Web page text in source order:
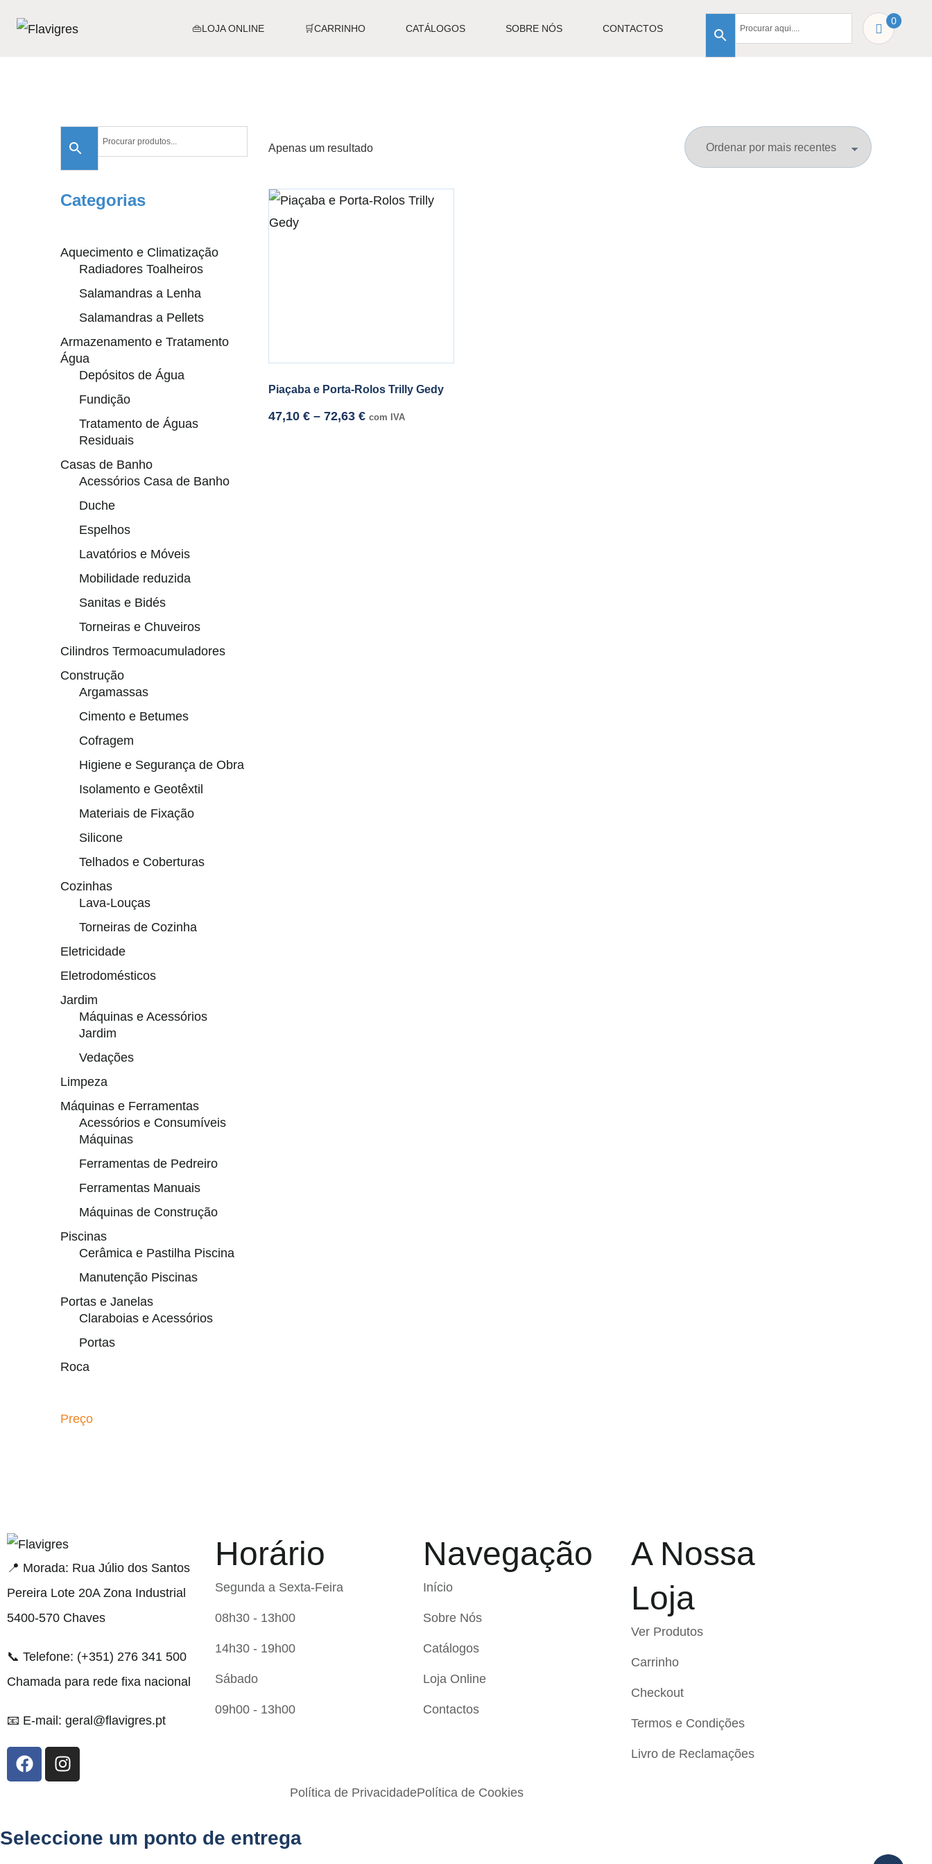
👜LOJA ONLINE 🛒CARRINHO CATÁLOGOS SOBRE NÓS CONTACTOS
0
Apenas um resultado
Piaçaba e Porta-Rolos Trilly Gedy
47,10 € – 72,63 € com IVA
Categorias
Aquecimento e Climatização
Radiadores Toalheiros
Salamandras a Lenha
Salamandras a Pellets
Armazenamento e Tratamento
Água
Depósitos de Água
Fundição
Tratamento de Águas
Residuais
Casas de Banho
Acessórios Casa de Banho
Duche
Espelhos
Lavatórios e Móveis
Mobilidade reduzida
Sanitas e Bidés
Torneiras e Chuveiros
Cilindros Termoacumuladores
Construção
Argamassas
Cimento e Betumes
Cofragem
Higiene e Segurança de Obra
Isolamento e Geotêxtil
Materiais de Fixação
Silicone
Telhados e Coberturas
Cozinhas
Lava-Louças
Torneiras de Cozinha
Eletricidade
Eletrodomésticos
Jardim
Máquinas e Acessórios
Jardim
Vedações
Limpeza
Máquinas e Ferramentas
Acessórios e Consumíveis
Máquinas
Ferramentas de Pedreiro
Ferramentas Manuais
Máquinas de Construção
Piscinas
Cerâmica e Pastilha Piscina
Manutenção Piscinas
Portas e Janelas
Claraboias e Acessórios
Portas
Roca
Preço
resmi adresi
📍 Morada: Rua Júlio dos Santos
Pereira Lote 20A Zona Industrial
5400-570 Chaves
📞 Telefone: (+351) 276 341 500
Chamada para rede fixa nacional
📧 E-mail: geral@flavigres.pt
Horário
Segunda a Sexta-Feira
08h30 - 13h00
14h30 - 19h00
Sábado
09h00 - 13h00
Navegação
Início
Sobre Nós
Catálogos
Loja Online
Contactos
A Nossa
Loja
Ver Produtos
Carrinho
Checkout
Termos e Condições
Livro de Reclamações
Política de PrivacidadePolítica de Cookies
Seleccione um ponto de entrega